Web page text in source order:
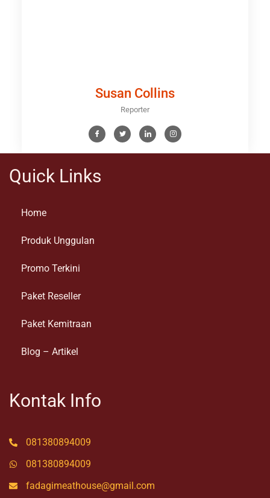
Susan Collins
Reporter
Quick Links
Home
Produk Unggulan
Promo Terkini
Paket Reseller
Paket Kemitraan
Blog – Artikel
Kontak Info
081380894009
081380894009
fadagimeathouse@gmail.com